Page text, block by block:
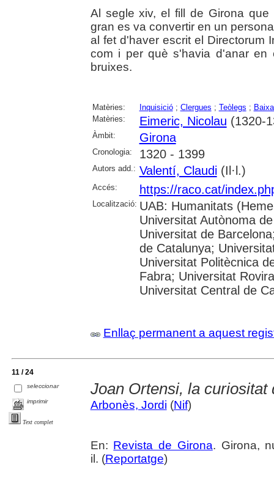
Al segle xiv, el fill de Girona
gran es va convertir en un
al fet d'haver escrit el Directorum
com i per què s'havia d'anar en
bruixes.
Matèries: Inquisició; Clergues ; Teòlegs ;
Matèries:
Eimeric, Nicolau (1320-
Àmbit: Girona
Cronologia: 1320 - 1399
Autors add.: Valentí, Claudi(Il·l.)
Accés: https://raco.cat/
Localització: UAB: Humanitats
Universitat Autònoma
Universitat de
de Catalunya;
Universitat Politècnica
Fabra; Universitat
Universitat Central de
Enllaç permanent a aquest
11 / 24
seleccionar
imprimir
Text complet
Joan Ortensi, la curiositat
Arbonès, Jordi (Nif)
En: Revista de Girona. Girona,
il. (Reportatge)